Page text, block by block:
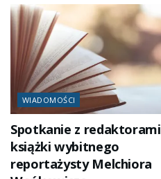
WIADOMOŚCI
Spotkanie z redaktorami
książki wybitnego
reportażysty Melchiora